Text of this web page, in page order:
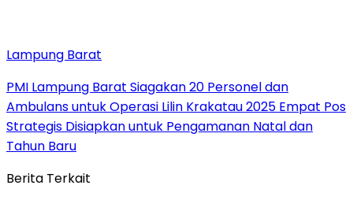
Lampung Barat
PMI Lampung Barat Siagakan 20 Personel dan
Ambulans untuk Operasi Lilin Krakatau 2025 Empat Pos
Strategis Disiapkan untuk Pengamanan Natal dan
Tahun Baru
Berita Terkait